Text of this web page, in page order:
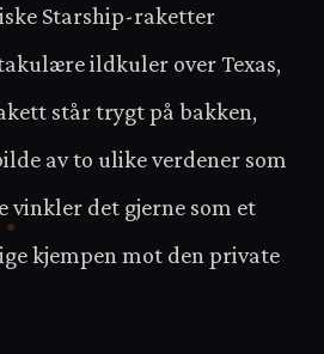
Starship-raketter
ildkuler over Texas,
står trygt på bakken,
av to ulike verdener som
vinkler det gjerne som et
kjempen mot den private